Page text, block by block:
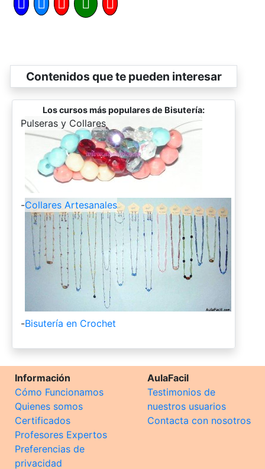
Contenidos que te pueden interesar
Los cursos más populares de Bisutería:
-
Pulseras y Collares
-Collares Artesanales
-Bisutería en Crochet
Información
Cómo Funcionamos
Quienes somos
Certificados
Profesores Expertos
Preferencias de
privacidad
AulaFacil
Testimonios de
nuestros usuarios
Contacta con nosotros